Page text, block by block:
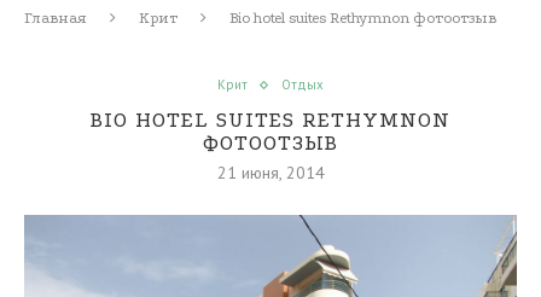
Главная Крит Bio hotel suites Rethymnon фотоотзыв
Крит Отдых
BIO HOTEL SUITES RETHYMNON
ФОТООТЗЫВ
21 июня, 2014